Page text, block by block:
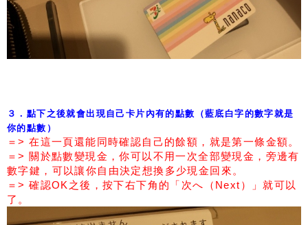
３．點下之後就會出現自己卡片內有的點數（藍底白字的數字就是
你的點數）
＝> 在這一頁還能同時確認自己的餘額，就是第一條金額。
＝> 關於點數變現金，你可以不用一次全部變現金，旁邊有
數字鍵，可以讓你自由決定想換多少現金回來。
＝> 確認OK之後，按下右下角的「次へ（Next）」就可以
了。